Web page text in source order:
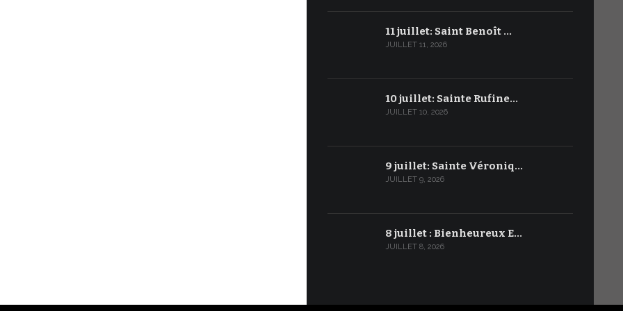
11 juillet: Saint Benoît …
JUILLET 11, 2026
10 juillet: Sainte Rufine…
JUILLET 10, 2026
9 juillet: Sainte Véroniq…
JUILLET 9, 2026
8 juillet : Bienheureux E…
JUILLET 8, 2026